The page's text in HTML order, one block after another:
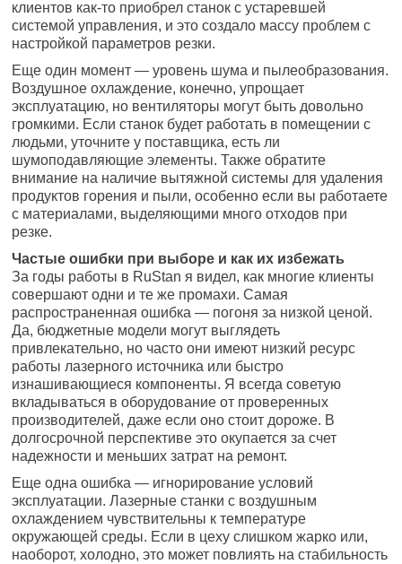
клиентов как-то приобрел станок с устаревшей
системой управления, и это создало массу проблем с
настройкой параметров резки.
Еще один момент — уровень шума и пылеобразования.
Воздушное охлаждение, конечно, упрощает
эксплуатацию, но вентиляторы могут быть довольно
громкими. Если станок будет работать в помещении с
людьми, уточните у поставщика, есть ли
шумоподавляющие элементы. Также обратите
внимание на наличие вытяжной системы для удаления
продуктов горения и пыли, особенно если вы работаете
с материалами, выделяющими много отходов при
резке.
Частые ошибки при выборе и как их избежать
За годы работы в RuStan я видел, как многие клиенты
совершают одни и те же промахи. Самая
распространенная ошибка — погоня за низкой ценой.
Да, бюджетные модели могут выглядеть
привлекательно, но часто они имеют низкий ресурс
работы лазерного источника или быстро
изнашивающиеся компоненты. Я всегда советую
вкладываться в оборудование от проверенных
производителей, даже если оно стоит дороже. В
долгосрочной перспективе это окупается за счет
надежности и меньших затрат на ремонт.
Еще одна ошибка — игнорирование условий
эксплуатации. Лазерные станки с воздушным
охлаждением чувствительны к температуре
окружающей среды. Если в цеху слишком жарко или,
наоборот, холодно, это может повлиять на стабильность